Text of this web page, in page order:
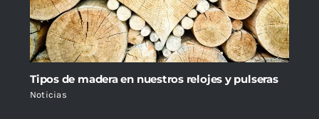
Tipos de madera en nuestros relojes y pulseras
Noticias